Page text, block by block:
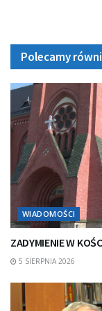
Polecamy
WIADOMOŚCI
ZADYMIENIE W
5 SIERPNIA 2026